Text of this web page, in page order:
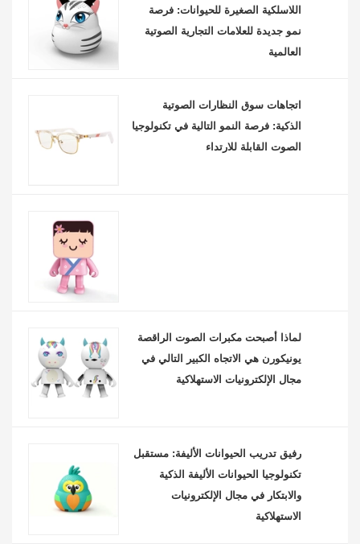
اللاسلكية الصغيرة للحيوانات: فرصة
نمو جديدة للعلامات التجارية الصوتية
العالمية
اتجاهات سوق النظارات الصوتية
الذكية: فرصة النمو التالية في تكنولوجيا
الصوت القابلة للارتداء
لماذا أصبحت مكبرات الصوت الراقصة
يونيكورن هي الاتجاه الكبير التالي في
مجال الإلكترونيات الاستهلاكية
رفيق تدريب الحيوانات الأليفة: مستقبل
تكنولوجيا الحيوانات الأليفة الذكية
والابتكار في مجال الإلكترونيات
الاستهلاكية